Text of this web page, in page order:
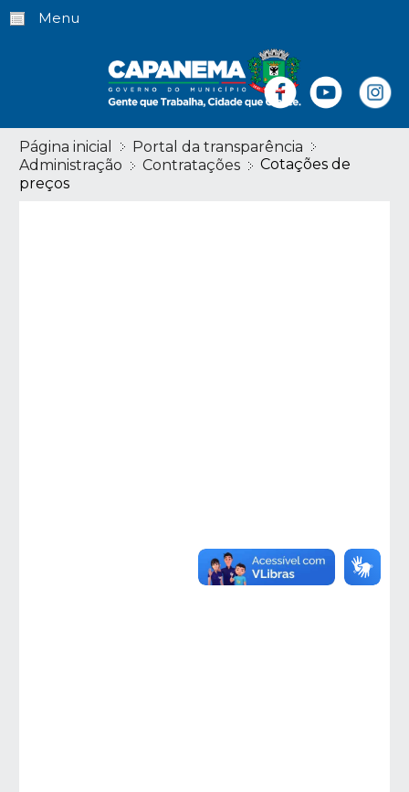
Menu
Página inicial
Portal da transparência
Administração
Contratações
Cotações de
preços